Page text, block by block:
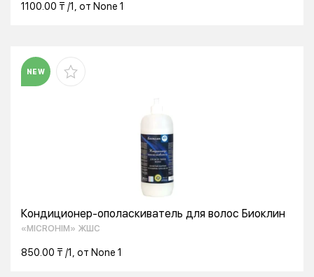
1100.00 ₸ /1, от None 1
NEW
Кондиционер-ополаскиватель для волос Биоклин
«MICROHIM» ЖШС
850.00 ₸ /1, от None 1